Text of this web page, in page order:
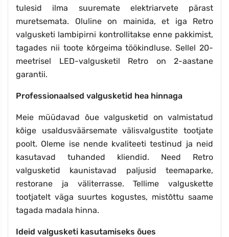
tulesid ilma suuremate elektriarvete pärast
muretsemata. Oluline on mainida, et iga Retro
valgusketi lambipirni kontrollitakse enne pakkimist,
tagades nii toote kõrgeima töökindluse. Sellel 20-
meetrisel LED-valgusketil Retro on 2-aastane
garantii.
Professionaalsed valgusketid hea hinnaga
Meie müüdavad õue valgusketid on valmistatud
kõige usaldusväärsemate välisvalgustite tootjate
poolt. Oleme ise nende kvaliteeti testinud ja neid
kasutavad tuhanded kliendid. Need Retro
valgusketid kaunistavad paljusid teemaparke,
restorane ja väliterrasse. Tellime valguskette
tootjatelt väga suurtes kogustes, mistõttu saame
tagada madala hinna.
Ideid valgusketi kasutamiseks õues